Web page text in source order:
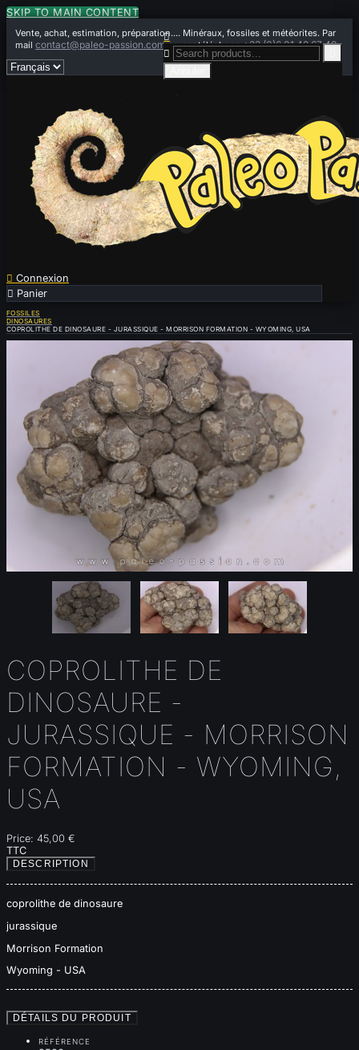
SKIP TO MAIN CONTENT
Vente, achat, estimation, préparation.... Minéraux, fossiles et météorites. Par
mailcontact@paleo-passion.comou par téléphone+33 (0)6 01 42 67 49
 Connexion
 Panier


FOSSILES
DINOSAURES
COPROLITHE DE DINOSAURE - JURASSIQUE - MORRISON FORMATION - WYOMING, USA
COPROLITHE DE
DINOSAURE -
JURASSIQUE - MORRISON
FORMATION - WYOMING,
USA
Price: 45,00 €
TTC
DESCRIPTION
coprolithe de dinosaure
jurassique
Morrison Formation
Wyoming - USA
DÉTAILS DU PRODUIT
RÉFÉRENCE